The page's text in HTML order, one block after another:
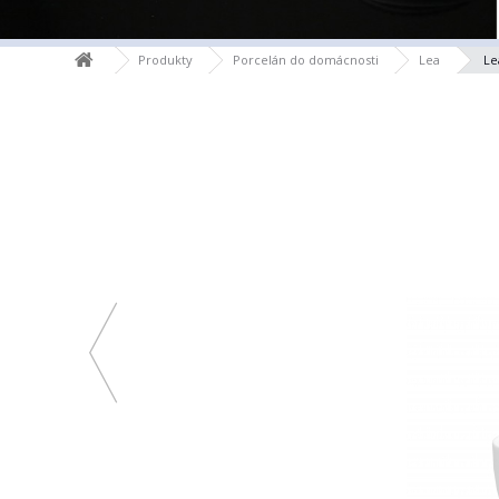
Produkty Porcelán do domácnosti Lea